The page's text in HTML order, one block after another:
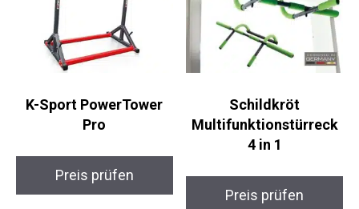
K-Sport PowerTower
Pro
Preis prüfen
Schildkröt
Multifunktionstürreck
4 in 1
Preis prüfen